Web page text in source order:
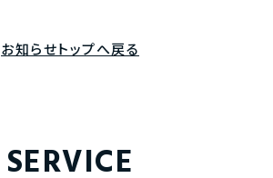
お知らせトップへ戻る
SERVICE